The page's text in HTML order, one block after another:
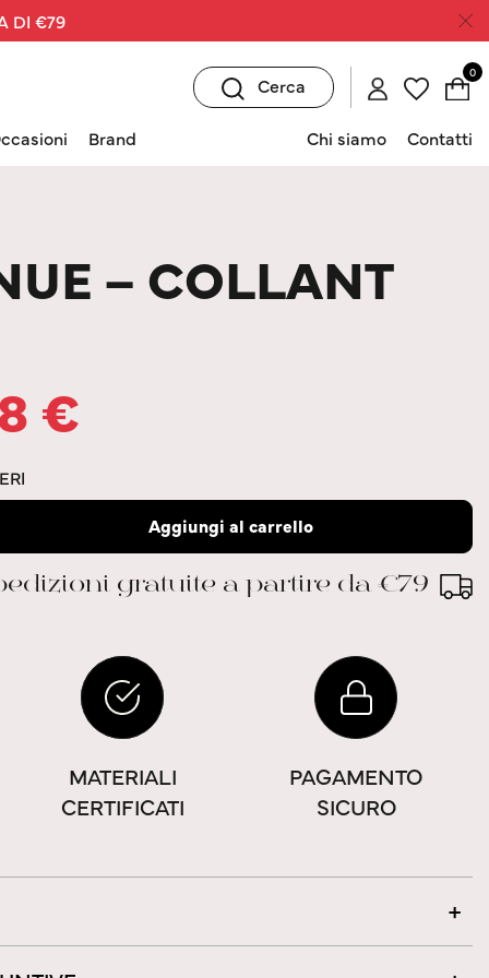
DI €79
Cerca
0
Brand Chi siamo Contatti
– COLLANT
€
Aggiungi al carrello
gratuite a partire da €79
MATERIALI
CERTIFICATI
PAGAMENTO
SICURO